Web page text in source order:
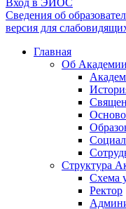
Сведения об
версия для
Главная
Об Академии
Структура
Схема
Ректор